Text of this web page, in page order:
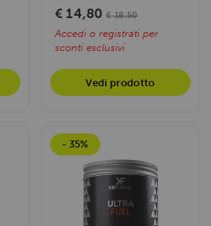
differenziato e...
€ 14,80 € 18,50
Accedi o registrati per
sconti esclusivi
Vedi prodotto
- 35%